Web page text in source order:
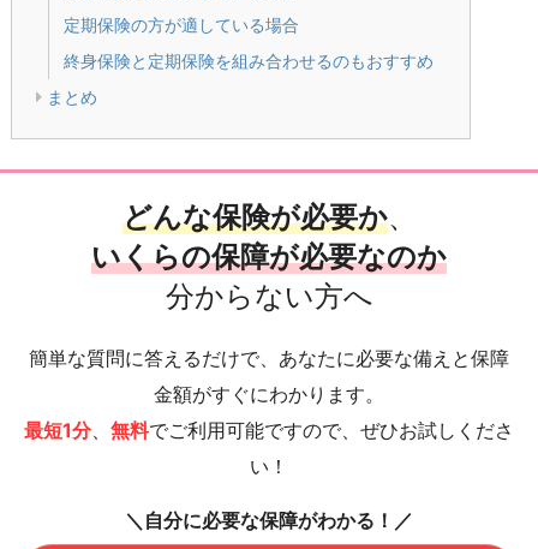
定期保険の方が適している場合
終身保険と定期保険を組み合わせるのもおすすめ
まとめ
どんな保険が必要か、
いくらの保障が必要なのか
分からない方へ
簡単な質問に答えるだけで、あなたに必要な備えと保障
金額がすぐにわかります。
最短1分、 無料でご利用可能ですので、ぜひお試しくださ
い！
＼自分に必要な保障がわかる！／